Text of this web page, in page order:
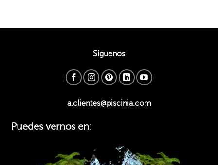
Síguenos
a.clientes@piscinia.com
Puedes vernos en: